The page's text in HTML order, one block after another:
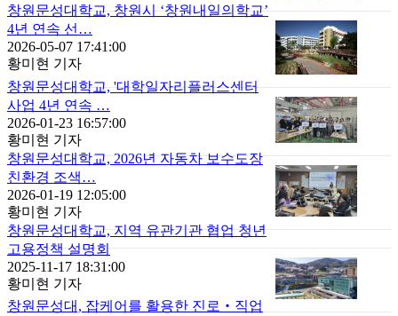
창원문성대학교, 창원시 ‘창원내일의학교’
4년 연속 선…
2026-05-07 17:41:00
황미현 기자
창원문성대학교, '대학일자리플러스센터
사업 4년 연속 …
2026-01-23 16:57:00
황미현 기자
창원문성대학교, 2026년 자동차 보수도장
친환경 조색…
2026-01-19 12:05:00
황미현 기자
창원문성대학교, 지역 유관기관 협업 청년
고용정책 설명회
2025-11-17 18:31:00
황미현 기자
창원문성대, 잡케어를 활용한 진로‧직업